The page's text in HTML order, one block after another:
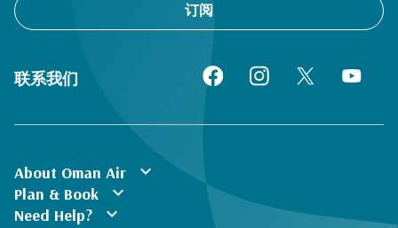
订阅
联系我们
About Oman Air expand_more
Plan & Book expand_more
Need Help? expand_more